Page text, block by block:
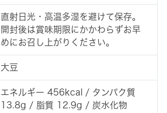
直射日光・高温多湿を避けて保存。
開封後は賞味期限にかかわらずお早
めにお召し上がりください。
大豆
エネルギー 456kcal / タンパク質
13.8g / 脂質 12.9g / 炭水化物